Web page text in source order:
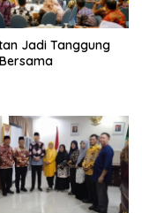
Jadi Tanggung